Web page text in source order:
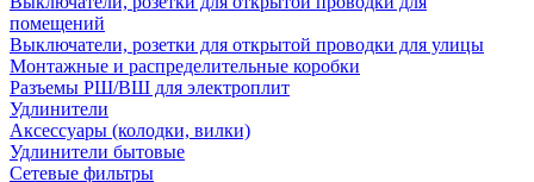
помещений
Выключатели, розетки для открытой проводки для улицы
Монтажные и распределительные коробки
Разъемы РШ/ВШ для электроплит
Удлинители
Аксессуары (колодки, вилки)
Удлинители бытовые
Сетевые фильтры